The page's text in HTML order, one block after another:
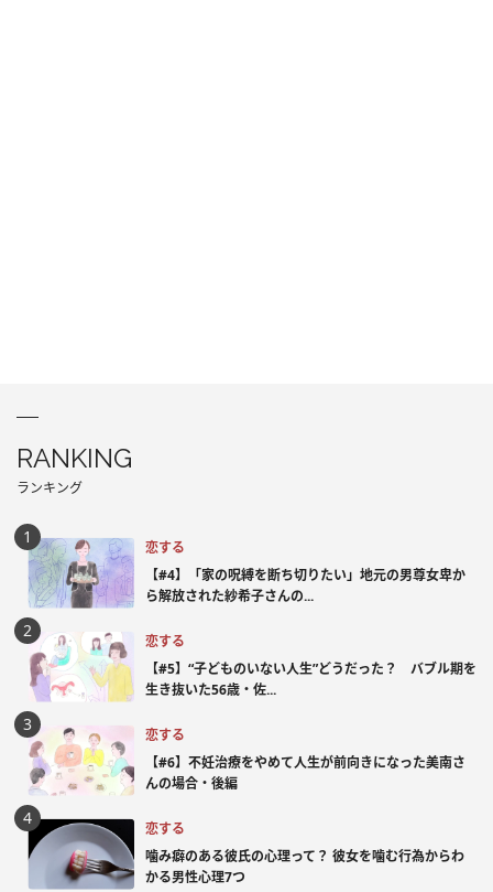
RANKING
ランキング
恋する
【#4】「家の呪縛を断ち切りたい」地元の男尊女卑か
ら解放された紗希子さんの...
恋する
【#5】“子どものいない人生”どうだった？ バブル期を
生き抜いた56歳・佐...
恋する
【#6】不妊治療をやめて人生が前向きになった美南さ
んの場合・後編
恋する
噛み癖のある彼氏の心理って？ 彼女を噛む行為からわ
かる男性心理7つ